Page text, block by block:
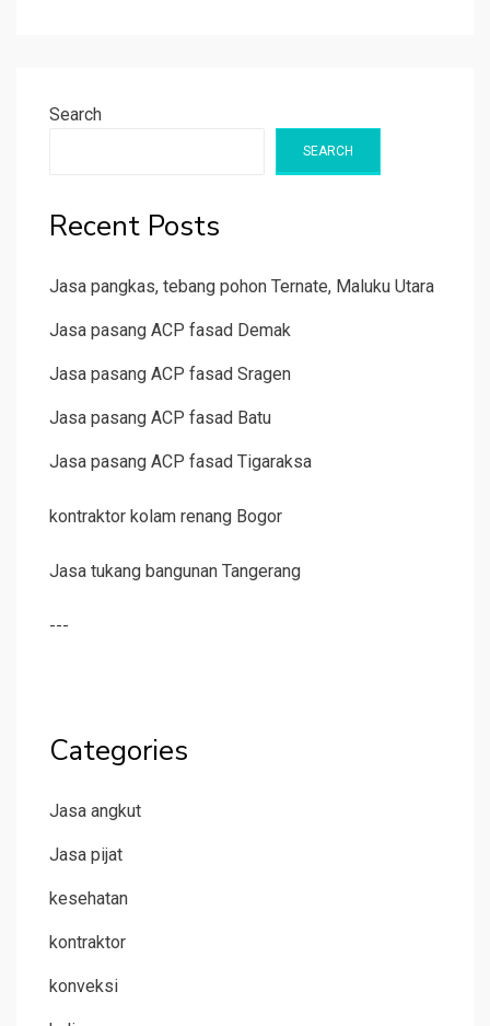
Search
SEARCH
Recent Posts
Jasa pangkas, tebang pohon Ternate, Maluku Utara
Jasa pasang ACP fasad Demak
Jasa pasang ACP fasad Sragen
Jasa pasang ACP fasad Batu
Jasa pasang ACP fasad Tigaraksa
kontraktor kolam renang Bogor
Jasa tukang bangunan Tangerang
---
Categories
Jasa angkut
Jasa pijat
kesehatan
kontraktor
konveksi